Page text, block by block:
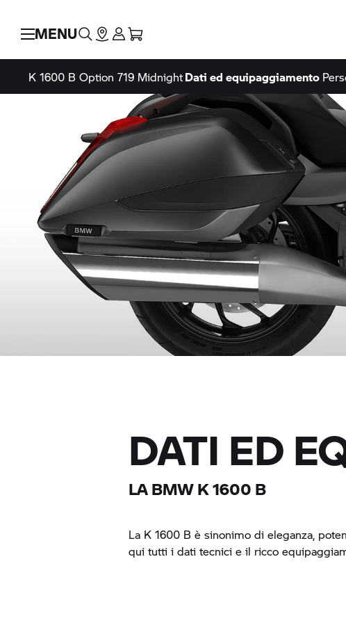
MENU
K 1600 B Option 719 MidnightDati ed equipaggiamento
DATI ED
LA BMWK 1600 B
La K 1600 B è sinonimo di eleganza,
qui tutti i dati tecnici e il ricco